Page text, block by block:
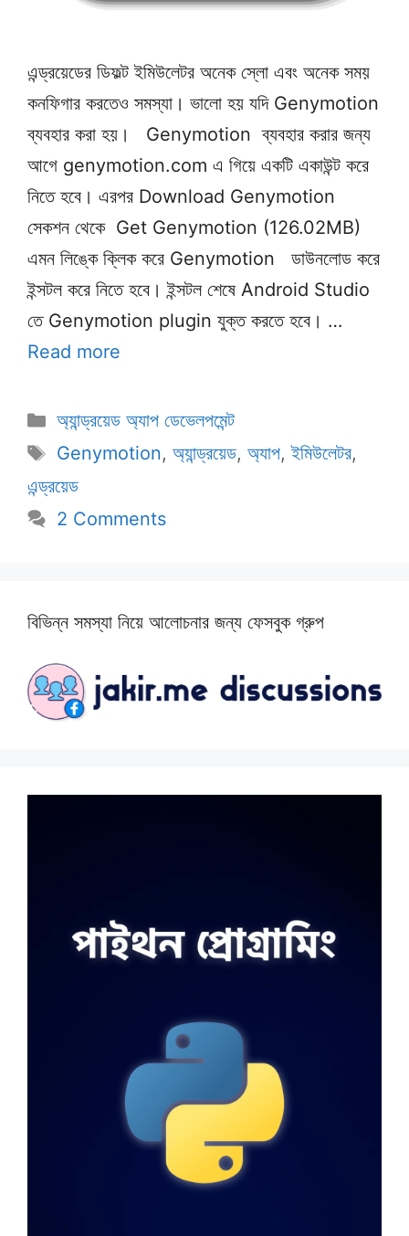
এন্ড্রয়েডের ডিফল্ট ইমিউলেটর অনেক স্লো এবং অনেক সময়
কনফিগার করতেও সমস্যা। ভালো হয় যদি Genymotion
ব্যবহার করা হয়। Genymotion ব্যবহার করার জন্য
আগে genymotion.com এ গিয়ে একটি একাউন্ট করে
নিতে হবে। এরপর Download Genymotion
সেকশন থেকে Get Genymotion (126.02MB)
এমন লিঙ্কে ক্লিক করে Genymotion ডাউনলোড করে
ইন্সটল করে নিতে হবে। ইন্সটল শেষে Android Studio
তে Genymotion plugin যুক্ত করতে হবে। …
Read more
Categories
অ্যান্ড্রয়েড অ্যাপ ডেভেলপমেন্ট
Tags
Genymotion, অ্যান্ড্রয়েড, অ্যাপ,ইমিউলেটর,
এন্ড্রয়েড
2 Comments
বিভিন্ন সমস্যা নিয়ে আলোচনার জন্য ফেসবুক গ্রুপ